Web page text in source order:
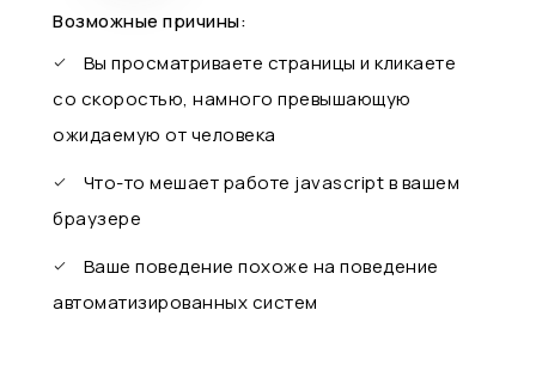
Возможные причины:
Вы просматриваете страницы и кликаете
со скоростью, намного превышающую
ожидаемую от человека
Что-то мешает работе javascript в вашем
браузере
Ваше поведение похоже на поведение
автоматизированных систем